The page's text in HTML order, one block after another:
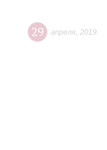
29 апреля 2019